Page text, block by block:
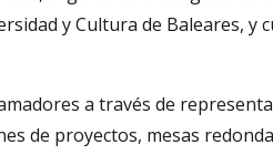
y Cultura de Baleares, y
a través de
de proyectos, mesas